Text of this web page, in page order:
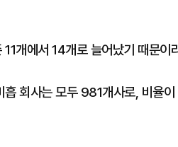
개에서 14개로 늘어났기 때문이
흡 회사는 모두 981개사로, 비율